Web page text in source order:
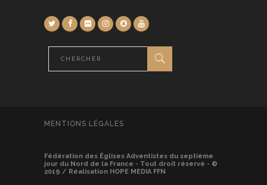
MENTIONS LÉGALES
Fédération des Églises Adventistes du septième
jour du Nord de la France - Tout droit réservé - ©
2019 / Réalisation HOPE MEDIA FFN